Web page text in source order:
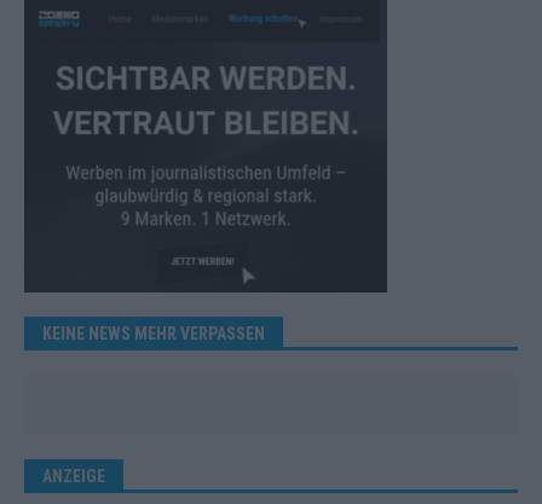
KEINE NEWS MEHR VERPASSEN
ANZEIGE